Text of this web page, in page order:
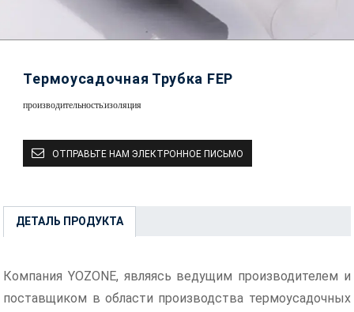
Термоусадочная Трубка FEP
производительность:изоляция
ОТПРАВЬТЕ НАМ ЭЛЕКТРОННОЕ ПИСЬМО
ДЕТАЛЬ ПРОДУКТА
Компания YOZONE, являясь ведущим производителем и
поставщиком в области производства термоусадочных